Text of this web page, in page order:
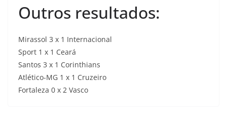
Outros resultados:
Mirassol 3 x 1 Internacional
Sport 1 x 1 Ceará
Santos 3 x 1 Corinthians
Atlético-MG 1 x 1 Cruzeiro
Fortaleza 0 x 2 Vasco